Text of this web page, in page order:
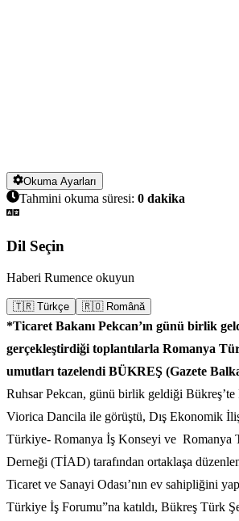
Okuma Ayarları
Tahmini okuma süresi: 0 dakika
Dil Seçin
Haberi Rumence okuyun
🇹🇷 Türkçe 🇷🇴 Română
*Ticaret Bakanı Pekcan’ın günü birlik
gerçekleştirdiği toplantılarla Romanya
umutları tazelendi BÜKREŞ (Gazete
Ruhsar Pekcan, günü birlik geldiği Bükreş’te
Viorica Dancila ile görüştü, Dış Ekonomik
Türkiye- Romanya İş Konseyi ve Romanya
Derneği (TİAD) tarafından ortaklaşa
Ticaret ve Sanayi Odası’nın ev sahipliğini
Türkiye İş Forumu”na katıldı, Bükreş Türk